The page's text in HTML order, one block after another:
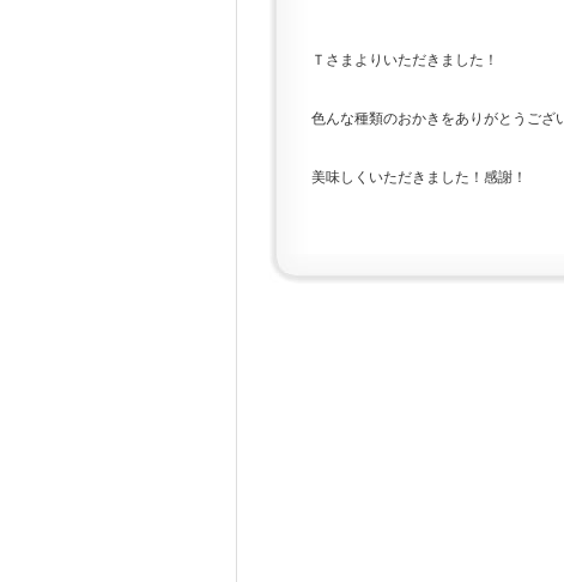
Ｔさまよりいただきました！
色んな種類のおかきをありがとうござ
美味しくいただきました！感謝！